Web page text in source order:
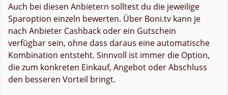
Auch bei diesen Anbietern solltest du die jeweilige
Sparoption einzeln bewerten. Über Boni.tv kann je
nach Anbieter Cashback oder ein Gutschein
verfügbar sein, ohne dass daraus eine automatische
Kombination entsteht. Sinnvoll ist immer die Option,
die zum konkreten Einkauf, Angebot oder Abschluss
den besseren Vorteil bringt.